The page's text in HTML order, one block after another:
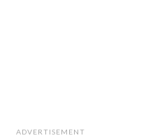
Inicialmente, Kim e Kanye
ADVERTISEMENT